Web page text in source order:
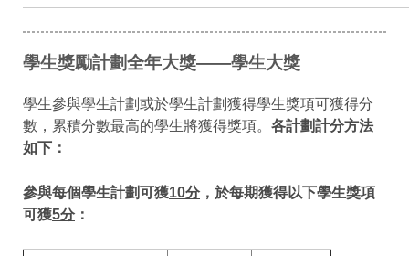
學生獎勵計劃全年大獎——學生大獎
學生參與學生計劃或於學生計劃獲得學生獎項可獲得分
數，累積分數最高的學生將獲得獎項。 各計劃計分方法
如下：
參與每個學生計劃可獲10分，於每期獲得以下學生獎項
可獲5分：